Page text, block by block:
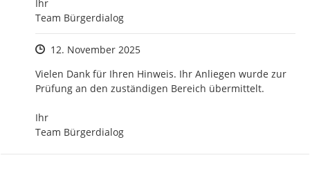
Ihr
Team Bürgerdialog
Zeitpunkt des Erstellens
12. November 2025
Vielen Dank für Ihren Hinweis. Ihr Anliegen wurde zur
Prüfung an den zuständigen Bereich übermittelt.
Ihr
Team Bürgerdialog